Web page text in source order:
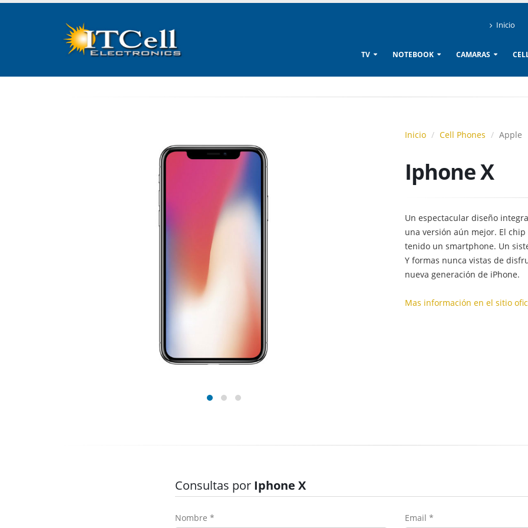
Inicio
TV NOTEBOOK CAMARAS
Inicio Cell Phones Apple
Iphone X
Un espectacular diseño
una versión aún mejor. El
tenido un smartphone. Un
Y formas nunca vistas de
nueva generación de iPhone.
Mas información en el sitio
Consultas por Iphone X
Nombre * Email *